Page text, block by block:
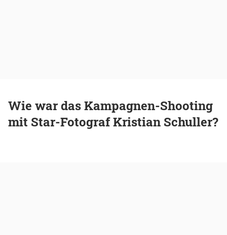
Wie war das Kampagnen-Shooting
mit Star-Fotograf Kristian Schuller?